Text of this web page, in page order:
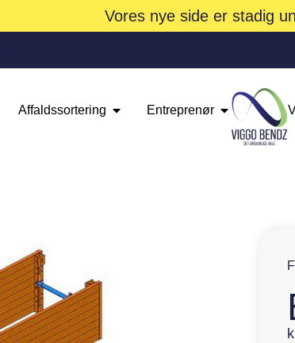
Vores nye side er stadig
Affaldssortering Entreprenør